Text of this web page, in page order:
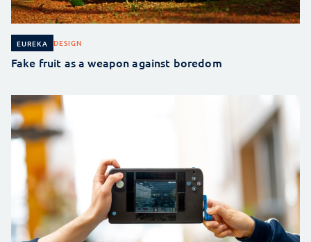
EUREKA DESIGN
Fake fruit as a weapon against boredom